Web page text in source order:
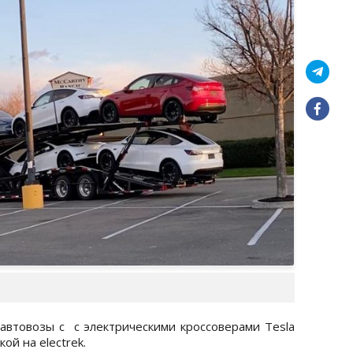
с с электрическими кроссоверами Tesla
на еlectrek.